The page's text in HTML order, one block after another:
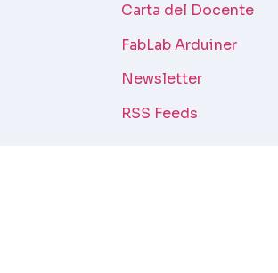
Carta del Docente
FabLab Arduiner
Newsletter
RSS Feeds